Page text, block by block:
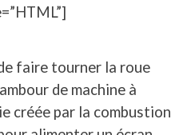
faire tourner la roue
de machine à
créée par la combustion